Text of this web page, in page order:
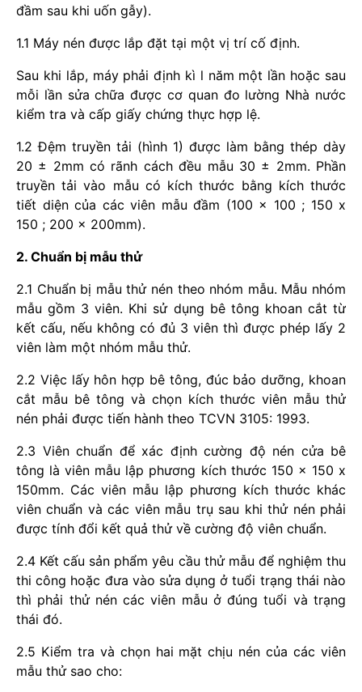
đầm sau khi uốn gẫy).
1.1 Máy nén được lắp đặt tại một vị trí cố định.
Sau khi lắp, máy phải định kì l năm một lần hoặc sau
mỗi lần sửa chữa được cơ quan đo lường Nhà nước
kiểm tra và cấp giấy chứng thực hợp lệ.
1.2 Đệm truyền tải (hình 1) được làm bằng thép dày
20 ± 2mm có rãnh cách đều mẫu 30 ± 2mm. Phần
truyền tải vào mẫu có kích thước bằng kích thước
tiết diện của các viên mẫu đầm (100 x 100 ; 150 x
150 ; 200 x 200mm).
2. Chuẩn bị mẫu thử
2.1 Chuẩn bị mẫu thử nén theo nhóm mẫu. Mẫu nhóm
mẫu gồm 3 viên. Khi sử dụng bê tông khoan cắt từ
kết cấu, nếu không có đủ 3 viên thì được phép lấy 2
viên làm một nhóm mẫu thử.
2.2 Việc lấy hôn hợp bê tông, đúc bảo dưỡng, khoan
cắt mẫu bê tông và chọn kích thước viên mẫu thử
nén phải được tiến hành theo TCVN 3105: 1993.
2.3 Viên chuẩn để xác định cường độ nén cửa bê
tông là viên mẫu lập phương kích thước 150 x 150 x
150mm. Các viên mẫu lập phương kích thước khác
viên chuẩn và các viên mẫu trụ sau khi thử nén phải
được tính đổi kết quả thử về cường độ viên chuẩn.
2.4 Kết cấu sản phẩm yêu cầu thử mẫu để nghiệm thu
thi công hoặc đưa vào sửa dụng ở tuổi trạng thái nào
thì phải thử nén các viên mẫu ở đúng tuổi và trạng
thái đó.
2.5 Kiểm tra và chọn hai mặt chịu nén của các viên
mẫu thử sao cho: